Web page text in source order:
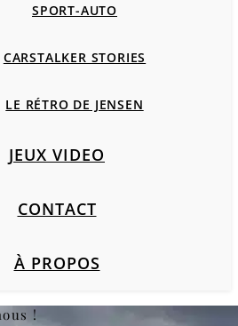
SPORT-AUTO
CARSTALKER STORIES
LE RÉTRO DE JENSEN
JEUX VIDEO
CONTACT
À PROPOS
!